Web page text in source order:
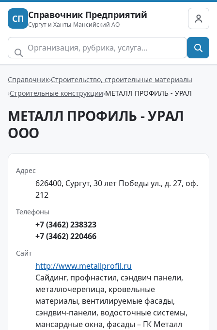
СП Справочник Предприятий
Сургут и Ханты-Мансийский АО
Справочник Строительство, строительные материалы
Строительные конструкции МЕТАЛЛ ПРОФИЛЬ - УРАЛ
МЕТАЛЛ ПРОФИЛЬ - УРАЛ
ООО
Адрес
626400, Сургут, 30 лет Победы ул., д. 27, оф.
212
Телефоны
+7 (3462) 238323
+7 (3462) 220466
Сайт
http://www.metallprofil.ru
Сайдинг, профнастил, сэндвич панели,
металлочерепица, кровельные
материалы, вентилируемые фасады,
сэндвич-панели, водосточные системы,
мансардные окна, фасады – ГК Металл